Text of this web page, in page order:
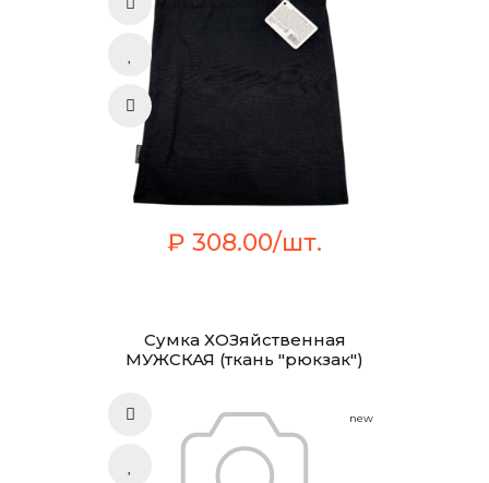
₽ 308.00/шт.
Сумка ХОЗяйственная
МУЖСКАЯ (ткань "рюкзак")
new